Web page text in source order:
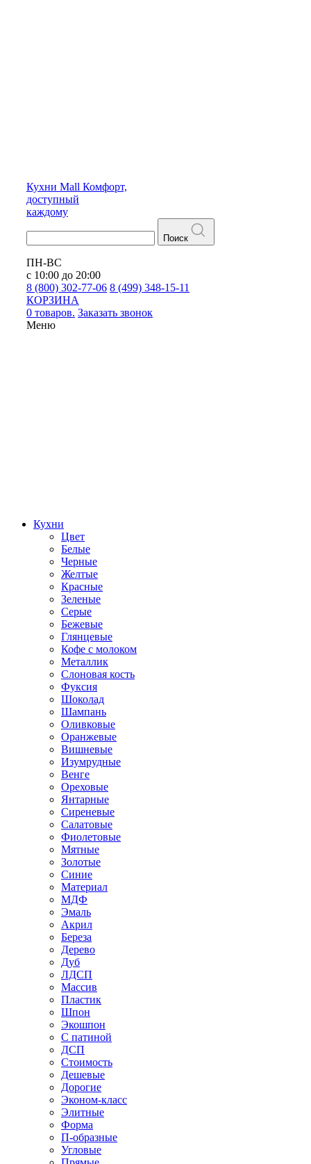
Кухни Mall Комфорт,
доступный
каждому
Поиск
ПН-ВС
с 10:00 до 20:00
8 (800) 302-77-06 8 (499) 348-15-11
КОРЗИНА
0 товаров. Заказать звонок
Меню
Кухни
Цвет
Белые
Черные
Желтые
Красные
Зеленые
Серые
Бежевые
Глянцевые
Кофе с молоком
Металлик
Слоновая кость
Фуксия
Шоколад
Шампань
Оливковые
Оранжевые
Вишневые
Изумрудные
Венге
Ореховые
Янтарные
Сиреневые
Салатовые
Фиолетовые
Мятные
Золотые
Синие
Материал
МДФ
Эмаль
Акрил
Береза
Дерево
Дуб
ЛДСП
Массив
Пластик
Шпон
Экошпон
С патиной
ДСП
Стоимость
Дешевые
Дорогие
Эконом-класс
Элитные
Форма
П-образные
Угловые